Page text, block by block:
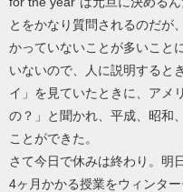
とをかなり質問されるのだが
かっていないことが多いこと
いないので、人に説明すると
イ」を見ていたときに、アメ
の？」と聞かれ、平成、昭和
ことができた。
さて今日で休みは終わり。明
4ヶ月かかる授業をウィンタ